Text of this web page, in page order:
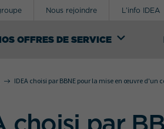
Nous rejoindre L’info IDEA
OFFRES DE SERVICE
DE SERVICEVotre besoin concerne
IDEA choisi par BBNE pour la mise en œuvre